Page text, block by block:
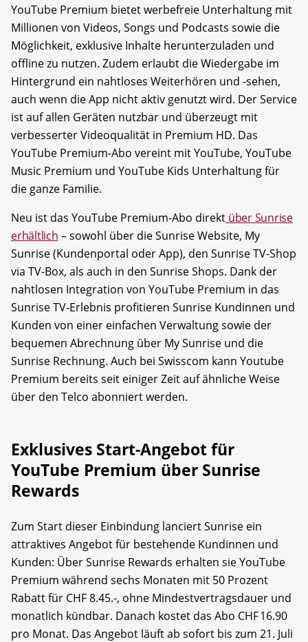
YouTube Premium bietet werbefreie Unterhaltung mit
Millionen von Videos, Songs und Podcasts sowie die
Möglichkeit, exklusive Inhalte herunterzuladen und
offline zu nutzen. Zudem erlaubt die Wiedergabe im
Hintergrund ein nahtloses Weiterhören und -sehen,
auch wenn die App nicht aktiv genutzt wird. Der Service
ist auf allen Geräten nutzbar und überzeugt mit
verbesserter Videoqualität in Premium HD. Das
YouTube Premium-Abo vereint mit YouTube, YouTube
Music Premium und YouTube Kids Unterhaltung für
die ganze Familie.
Neu ist das YouTube Premium-Abo direkt über Sunrise
erhältlich – sowohl über die Sunrise Website, My
Sunrise (Kundenportal oder App), den Sunrise TV-Shop
via TV-Box, als auch in den Sunrise Shops. Dank der
nahtlosen Integration von YouTube Premium in das
Sunrise TV-Erlebnis profitieren Sunrise Kundinnen und
Kunden von einer einfachen Verwaltung sowie der
bequemen Abrechnung über My Sunrise und die
Sunrise Rechnung. Auch bei Swisscom kann Youtube
Premium bereits seit einiger Zeit auf ähnliche Weise
über den Telco abonniert werden.
Exklusives Start-Angebot für
YouTube Premium über Sunrise
Rewards
Zum Start dieser Einbindung lanciert Sunrise ein
attraktives Angebot für bestehende Kundinnen und
Kunden: Über Sunrise Rewards erhalten sie YouTube
Premium während sechs Monaten mit 50 Prozent
Rabatt für CHF 8.45.-, ohne Mindestvertragsdauer und
monatlich kündbar. Danach kostet das Abo CHF 16.90
pro Monat. Das Angebot läuft ab sofort bis zum 21. Juli